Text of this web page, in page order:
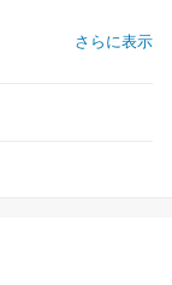
さらに表示